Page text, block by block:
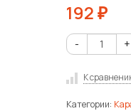
192 ₽
- +
К
Категории: